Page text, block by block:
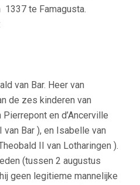
te Famagusta.
van Bar. Heer van
de zes kinderen van
Pierrepont en d’Ancerville
Bar ), en Isabelle van
II van Lotharingen ).
(tussen 2 augustus
geen legitieme mannelijke